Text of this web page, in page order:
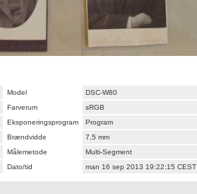
Model
DSC-W80
Farverum
sRGB
Eksponeringsprogram
Program
Brændvidde
7,5 mm
Målemetode
Multi-Segment
Dato/tid man 16 sep 2013 19:22:15 CEST